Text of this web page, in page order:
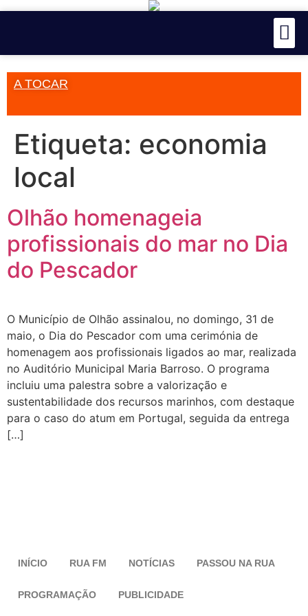
A TOCAR
Etiqueta: economia
local
Olhão homenageia
profissionais do mar no Dia
do Pescador
O Município de Olhão assinalou, no domingo, 31 de
maio, o Dia do Pescador com uma cerimónia de
homenagem aos profissionais ligados ao mar, realizada
no Auditório Municipal Maria Barroso. O programa
incluiu uma palestra sobre a valorização e
sustentabilidade dos recursos marinhos, com destaque
para o caso do atum em Portugal, seguida da entrega
[…]
INÍCIO RUA FM NOTÍCIAS PASSOU NA RUA
PROGRAMAÇÃO PUBLICIDADE